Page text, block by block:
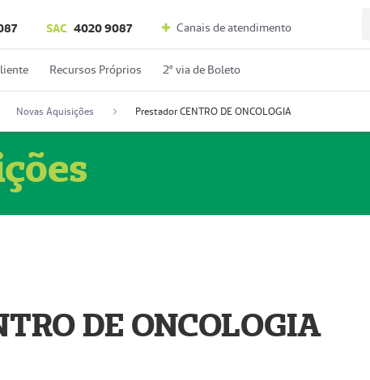
SAC 4020 9087 Canais de atendimento
Recursos Próprios 2º via de Boleto
Novas Aquisições Prestador CENTRO DE ONCOLOGIA
DE ONCOLOGIA